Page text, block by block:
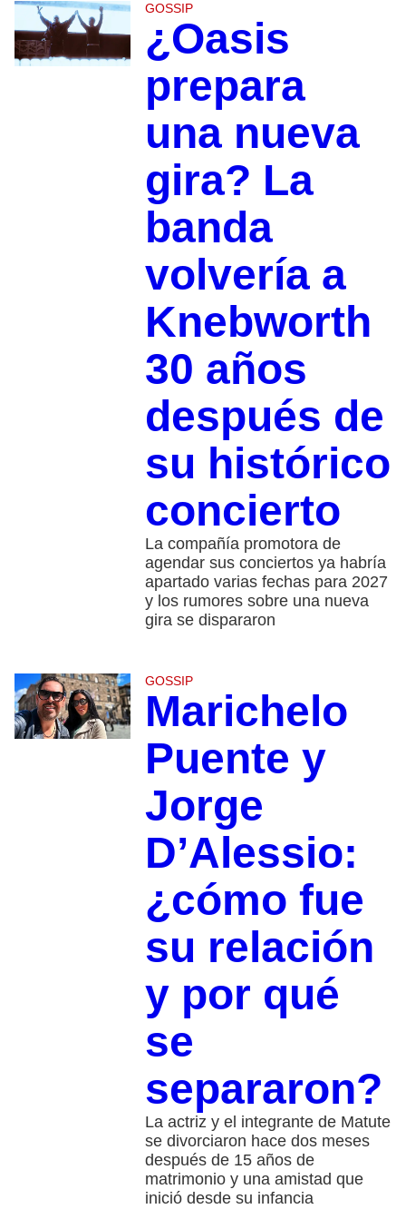
GOSSIP
¿Oasis
prepara
una nueva
gira? La
banda
volvería a
Knebworth
30 años
después de
su histórico
concierto
La compañía promotora de
agendar sus conciertos ya habría
apartado varias fechas para 2027
y los rumores sobre una nueva
gira se dispararon
GOSSIP
Marichelo
Puente y
Jorge
D’Alessio:
¿cómo fue
su relación
y por qué
se
separaron?
La actriz y el integrante de Matute
se divorciaron hace dos meses
después de 15 años de
matrimonio y una amistad que
inició desde su infancia